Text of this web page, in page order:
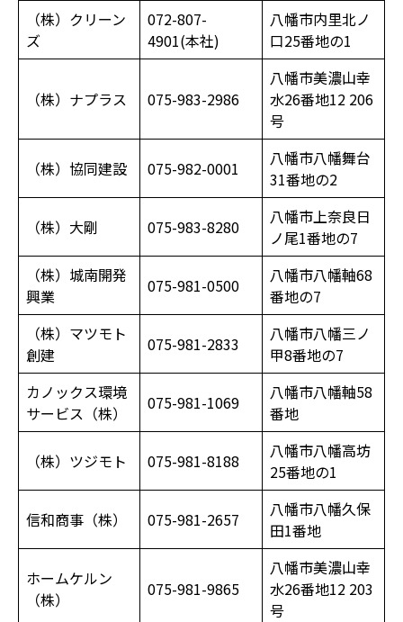
（株）クリーン
ズ
072-807-
4901(本社)
八幡市内里北ノ
口25番地の1
（株）ナプラス 075-983-2986
八幡市美濃山幸
水26番地12 206
号
（株）協同建設 075-982-0001
八幡市八幡舞台
31番地の2
（株）大剛 075-983-8280
八幡市上奈良日
ノ尾1番地の7
（株）城南開発
興業
075-981-0500
八幡市八幡軸68
番地の7
（株）マツモト
創建
075-981-2833
八幡市八幡三ノ
甲8番地の7
カノックス環境
サービス（株）
075-981-1069
八幡市八幡軸58
番地
（株）ツジモト 075-981-8188
八幡市八幡高坊
25番地の1
信和商事（株） 075-981-2657
八幡市八幡久保
田1番地
ホームケルン
（株）
075-981-9865
八幡市美濃山幸
水26番地12 203
号